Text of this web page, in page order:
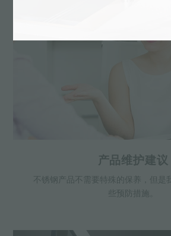
产品维护建议
不锈钢产品不需要特殊的保养，但是
些预防措施。